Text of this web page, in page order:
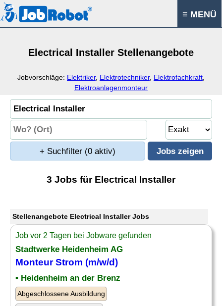
≡ MENÜ
Electrical Installer Stellenangebote
Jobvorschläge: Elektriker, Elektrotechniker, Elektrofachkraft
Elektroanlagenmonteur
+ Suchfilter (0 aktiv)
3 Jobs für Electrical Installer
Stellenangebote Electrical Installer Jobs
Job vor 2 Tagen bei Jobware gefunden
Stadtwerke Heidenheim AG
Monteur Strom (m/w/d)
• Heidenheim an der Brenz
Abgeschlossene Ausbildung